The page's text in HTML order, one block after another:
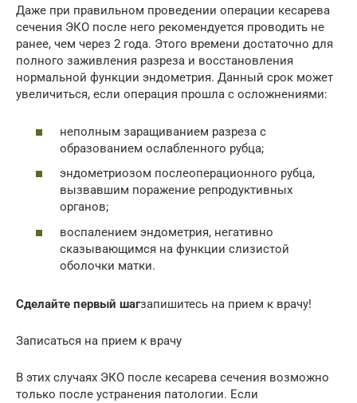
Даже при правильном проведении операции кесарева
сечения ЭКО после него рекомендуется проводить не
ранее, чем через 2 года. Этого времени достаточно для
полного заживления разреза и восстановления
нормальной функции эндометрия. Данный срок может
увеличиться, если операция прошла с осложнениями:
неполным заращиванием разреза с
образованием ослабленного рубца;
эндометриозом послеоперационного рубца,
вызвавшим поражение репродуктивных
органов;
воспалением эндометрия, негативно
сказывающимся на функции слизистой
оболочки матки.
Сделайте первый шагзапишитесь на прием к врачу!
Записаться на прием к врачу
В этих случаях ЭКО после кесарева сечения возможно
только после устранения патологии. Если